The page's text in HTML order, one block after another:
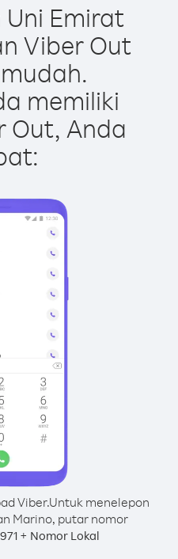
Uni Emirat
Viber Out
memiliki
Out, Anda
Viber.Untuk menelepon
Marino, putar nomor
971+ Nomor Lokal